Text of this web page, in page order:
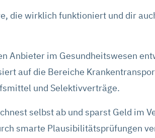
die wirklich funktioniert und dir
Anbieter im Gesundheitswesen
auf die Bereiche
und Selektivverträge.
selbst ab und sparst Geld im
smarte Plausibilitätsprüfungen